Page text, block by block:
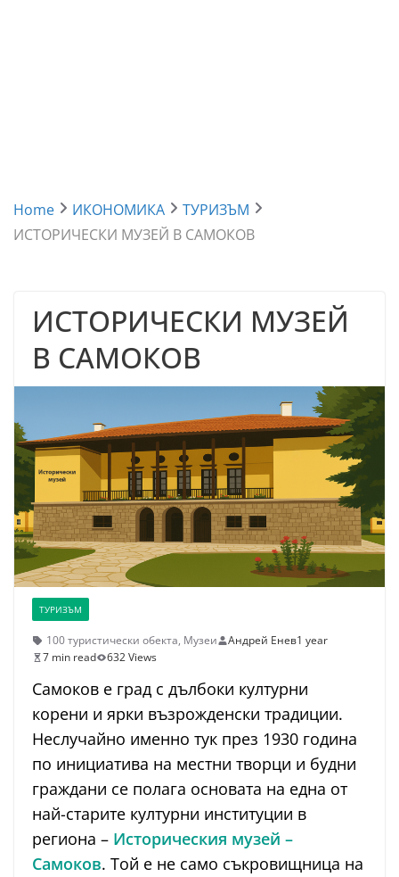
Home ИКОНОМИКА
ТУРИЗЪМ
ИСТОРИЧЕСКИ МУЗЕЙ В САМОКОВ
ИСТОРИЧЕСКИ МУЗЕЙ
В САМОКОВ
ТУРИЗЪМ
100 туристически обекта, Музеи Андрей Енев1 year
7 min read
632 Views
Самоков е град с дълбоки културни
корени и ярки възрожденски традиции.
Неслучайно именно тук през 1930 година
по инициатива на местни творци и будни
граждани се полага основата на една от
най-старите културни институции в
региона – Историческия музей –
Самоков. Той е не само съкровищница на